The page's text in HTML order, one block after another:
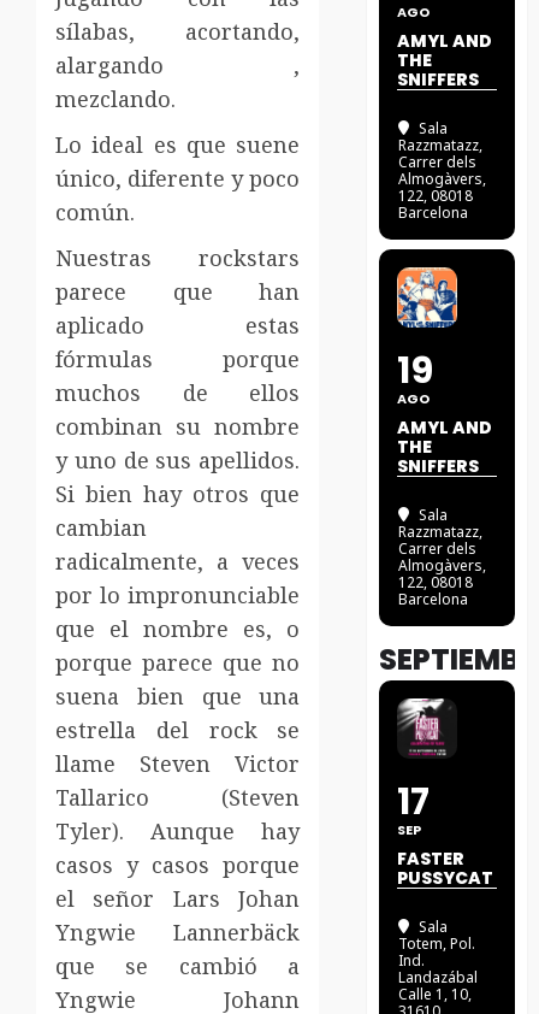
sílabas, acortando,
alargando ,
mezclando.
Lo ideal es que suene
único, diferente y poco
común.
Nuestras rockstars
parece que han
aplicado estas
fórmulas porque
muchos de ellos
combinan su nombre
y uno de sus apellidos.
Si bien hay otros que
cambian
radicalmente, a veces
por lo impronunciable
que el nombre es, o
porque parece que no
suena bien que una
estrella del rock se
llame Steven Victor
Tallarico (Steven
Tyler). Aunque hay
casos y casos porque
el señor Lars Johan
Yngwie Lannerbäck
que se cambió a
Yngwie Johann
AGO
AMYL AND
THE
SNIFFERS
Sala
Razzmatazz,
Carrer dels
Almogàvers,
122, 08018
Barcelona
19
AGO
AMYL AND
THE
SNIFFERS
Sala
Razzmatazz,
Carrer dels
Almogàvers,
122, 08018
Barcelona
17
SEP
FASTER
PUSSYCAT
Sala
Totem, Pol.
Ind.
Landazábal
Calle 1, 10,